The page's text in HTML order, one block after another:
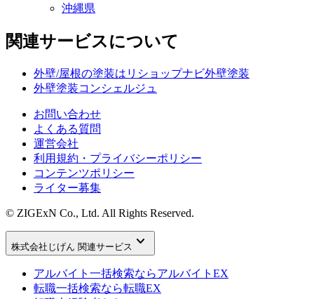
沖縄県
関連サービスについて
外壁/屋根の塗装はリショップナビ外壁塗装
外壁塗装コンシェルジュ
お問い合わせ
よくある質問
運営会社
利用規約・プライバシーポリシー
コンテンツポリシー
ライター募集
© ZIGExN Co., Ltd. All Rights Reserved.
株式会社じげん 関連サービス keyboard_arrow_down
アルバイト一括検索ならアルバイトEX
転職一括検索なら転職EX